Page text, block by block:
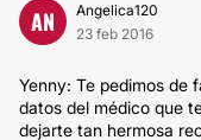
AN
Angelica120
23 feb 2016
Yenny: Te pedimos de
datos del médico que
dejarte tan hermosa